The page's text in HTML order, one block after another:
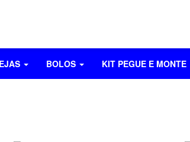
BOLOS KIT PEGUE E MONTE